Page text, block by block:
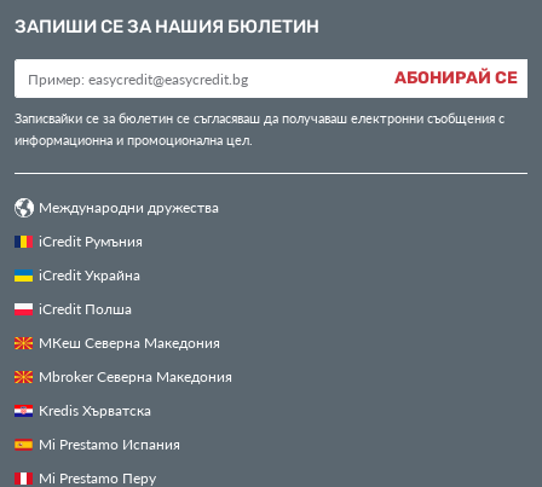
ЗАПИШИ СЕ ЗА НАШИЯ БЮЛЕТИН
АБОНИРАЙ СЕ
Записвайки се за бюлетин се съгласяваш да получаваш електронни съобщения с
информационна и промоционална цел.
Международни дружества
iCredit Румъния
iCredit Украйна
iCredit Полша
МКеш Северна Македония
Mbroker Северна Македония
Kredis Хърватска
Mi Prestamo Испания
Mi Prestamo Перу